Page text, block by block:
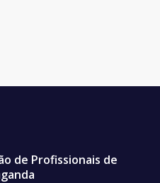
de Profissionais de